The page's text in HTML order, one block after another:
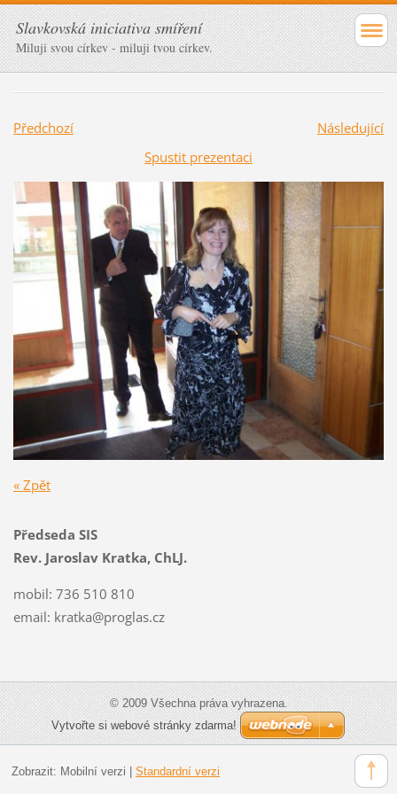
Slavkovská iniciativa smíření
Miluji svou církev - miluji tvou církev.
Předchozí
Následující
Spustit prezentaci
« Zpět
Předseda SIS
Rev. Jaroslav Kratka, ChLJ.
mobil: 736 510 810
email: kratka@proglas.cz
© 2009 Všechna práva vyhrazena.
Vytvořte si webové stránky zdarma!
Zobrazit: Mobilní verzi Standardní verzi